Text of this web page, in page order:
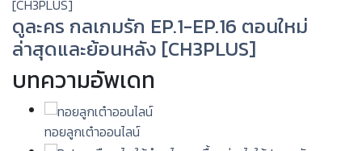
ดูละคร กลเกมรัก EP.1-EP.16 ตอนใหม่
ล่าสุดและย้อนหลัง [CH3PLUS]
บทความอัพเดท
ทอยลูกเต๋าออนไลน์